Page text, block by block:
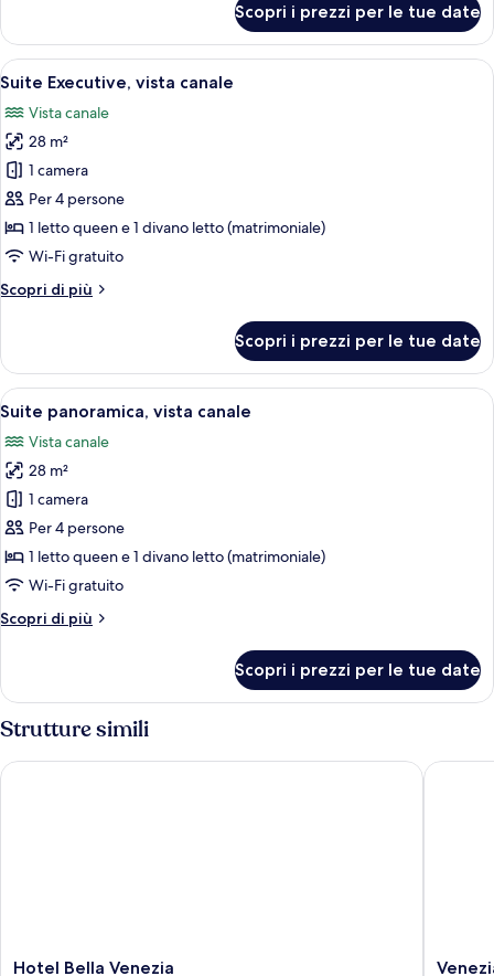
Comfort,
vista
cortile
Scopri i prezzi per le tue date
Apri
tutte
le
foto
per
Suite
Executive,
vista
Una camera d'albergo con un letto,
11
Suite Executive, vista canale
Vista canale
28 m²
1 camera
Per 4 persone
1 letto queen e 1 divano letto (matrimoniale)
Wi-Fi gratuito
Scopri di più
Altri
Executive,
vista
canale
Scopri i prezzi per le tue date
Apri
tutte
le
foto
per
Suite
panoramica,
vista
Un soggiorno con un divano blu, un
7
Suite panoramica, vista canale
Vista canale
28 m²
1 camera
Per 4 persone
1 letto queen e 1 divano letto (matrimoniale)
Wi-Fi gratuito
Scopri di più
Altri
panoramica,
vista
canale
Scopri i prezzi per le tue date
Strutture simili
Hotel
Hotel Bella Venezia
Hotel Bella Venezia
Venezia
Venezia